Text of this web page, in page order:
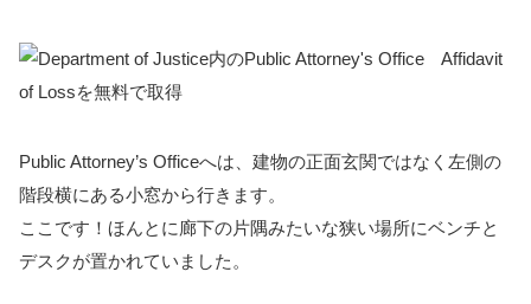
Public Attorney’s Officeへは、建物の正面玄関ではなく左側の
階段横にある小窓から行きます。
ここです！ほんとに廊下の片隅みたいな狭い場所にベンチと
デスクが置かれていました。